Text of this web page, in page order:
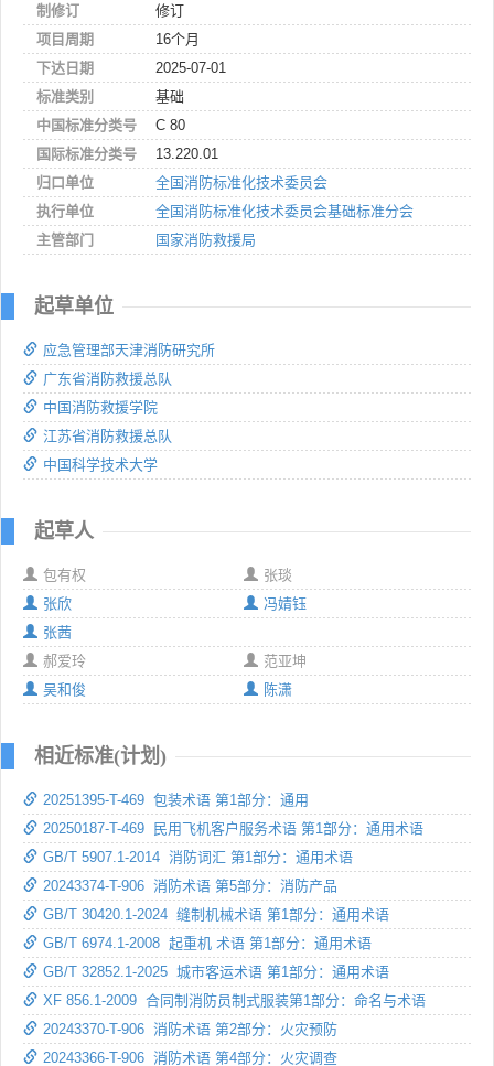
制修订
修订
项目周期
16个月
下达日期
2025-07-01
标准类别
基础
中国标准分类号
C 80
国际标准分类号
13.220.01
归口单位
全国消防标准化技术委员会
执行单位
全国消防标准化技术委员会基础标准分会
主管部门
国家消防救援局
起草单位
应急管理部天津消防研究所
广东省消防救援总队
中国消防救援学院
江苏省消防救援总队
中国科学技术大学
起草人
包有权
张琰
张欣
冯婧钰
张茜
郝爱玲
范亚坤
吴和俊
陈潇
相近标准(计划)
20251395-T-469 包装术语 第1部分：通用
20250187-T-469 民用飞机客户服务术语 第1部分：通用术语
GB/T 5907.1-2014 消防词汇 第1部分：通用术语
20243374-T-906 消防术语 第5部分：消防产品
GB/T 30420.1-2024 缝制机械术语 第1部分：通用术语
GB/T 6974.1-2008 起重机 术语 第1部分：通用术语
GB/T 32852.1-2025 城市客运术语 第1部分：通用术语
XF 856.1-2009 合同制消防员制式服装第1部分：命名与术语
20243370-T-906 消防术语 第2部分：火灾预防
20243366-T-906 消防术语 第4部分：火灾调查